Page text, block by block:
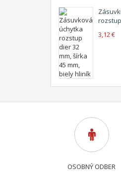
3,12 €
OSOBNÝ ODBER